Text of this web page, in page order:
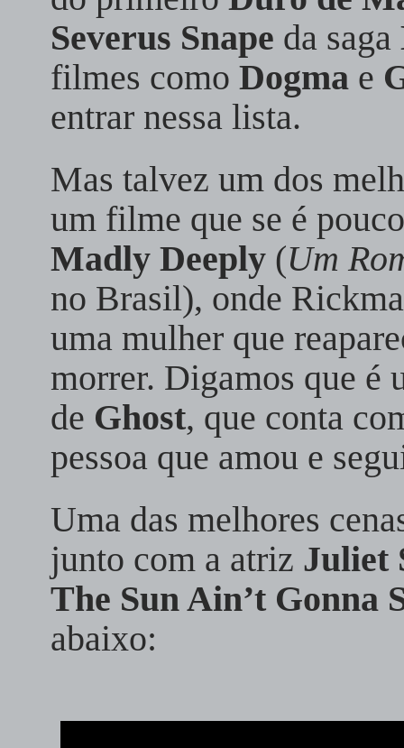
Severus Snape da saga
filmes como Dogma e
entrar nessa lista.
Mas talvez um dos
um filme que se é
Madly Deeply (Um
no Brasil), onde
uma mulher que
morrer. Digamos que é
de Ghost, que conta
pessoa que amou e
Uma das melhores
junto com a atriz Juliet
The Sun Ain’t Gonna
abaixo: